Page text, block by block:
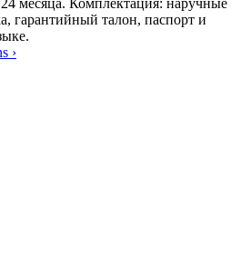
месяца. Комплектация: наручные
гарантийный талон, паспорт и
›